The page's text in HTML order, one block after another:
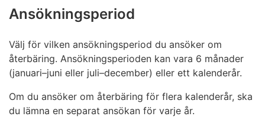
Ansökningsperiod
Välj för vilken ansökningsperiod du ansöker om
återbäring. Ansökningsperioden kan vara 6 månader
(januari–juni eller juli–december) eller ett kalenderår.
Om du ansöker om återbäring för flera kalenderår, ska
du lämna en separat ansökan för varje år.